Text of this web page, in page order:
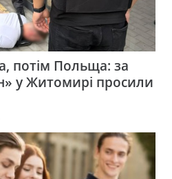
потім Польща: за
у Житомирі просили